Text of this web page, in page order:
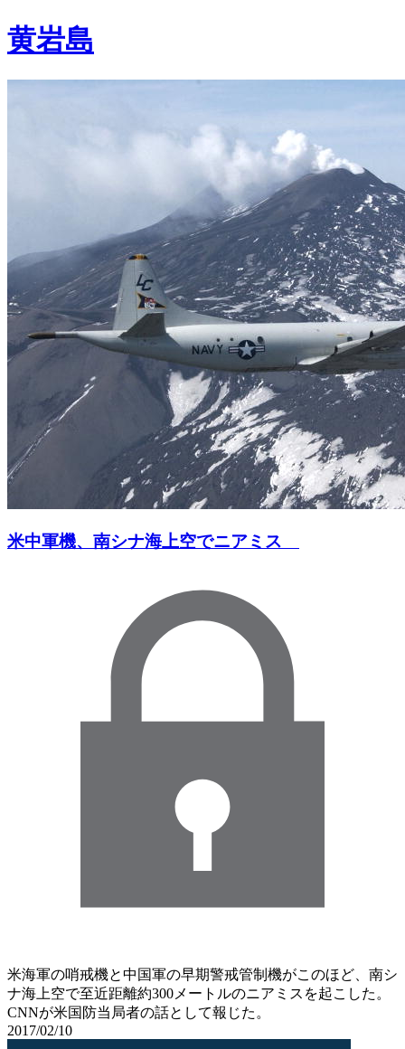
黄岩島
米中軍機、南シナ海上空でニアミス
米海軍の哨戒機と中国軍の早期警戒管制機がこのほど、南シ
ナ海上空で至近距離約300メートルのニアミスを起こした。
CNNが米国防当局者の話として報じた。
2017/02/10